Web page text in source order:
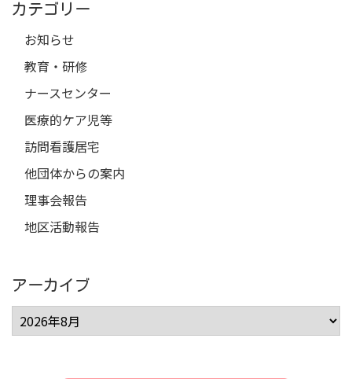
カテゴリー
お知らせ
教育・研修
ナースセンター
医療的ケア児等
訪問看護居宅
他団体からの案内
理事会報告
地区活動報告
アーカイブ